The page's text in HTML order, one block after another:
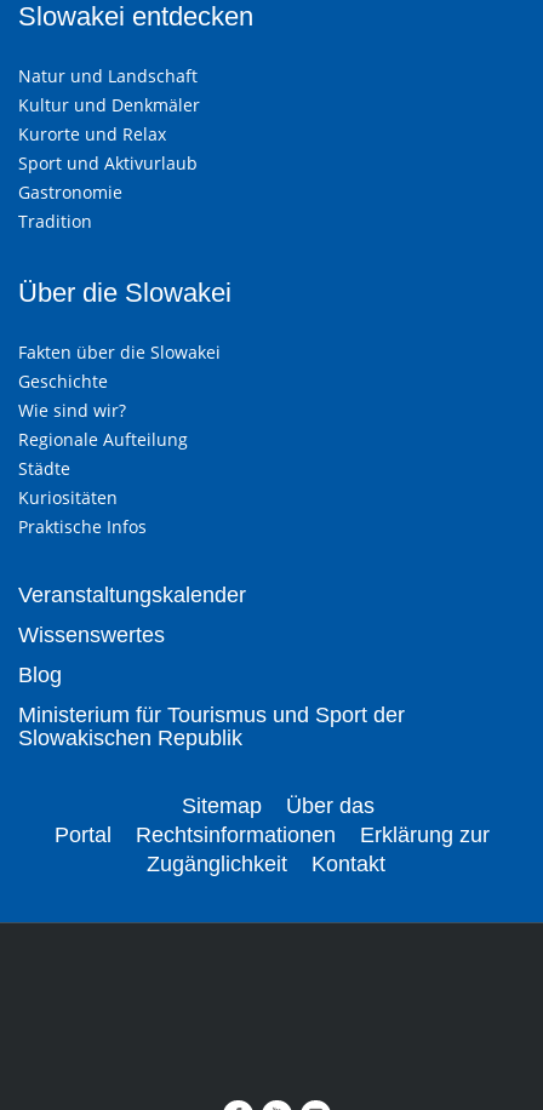
Slowakei entdecken
Natur und Landschaft
Kultur und Denkmäler
Kurorte und Relax
Sport und Aktivurlaub
Gastronomie
Tradition
Über die Slowakei
Fakten über die Slowakei
Geschichte
Wie sind wir?
Regionale Aufteilung
Städte
Kuriositäten
Praktische Infos
Veranstaltungskalender
Wissenswertes
Blog
Ministerium für Tourismus und Sport der
Slowakischen Republik
Sitemap
Über das
Portal
Rechtsinformationen
Erklärung zur
Zugänglichkeit
Kontakt